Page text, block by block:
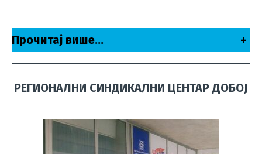
Прочитај више… +
РЕГИОНАЛНИ СИНДИКАЛНИ ЦЕНТАР ДОБОЈ